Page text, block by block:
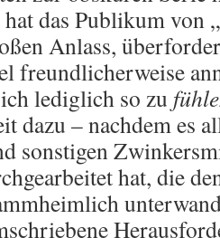
das Publikum von
Anlass,
freundlicherweise
lediglich so zu
dazu – nachdem es
sonstigen
hat, die